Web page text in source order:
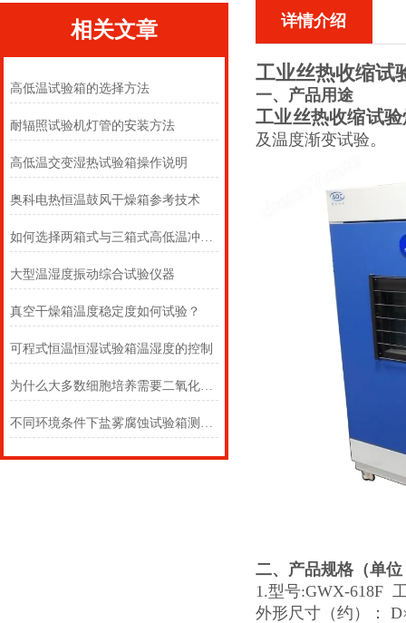
相关文章
高低温试验箱的选择方法
耐辐照试验机灯管的安装方法
高低温交变湿热试验箱操作说明
奥科电热恒温鼓风干燥箱参考技术
如何选择两箱式与三箱式高低温冲击试验箱
大型温湿度振动综合试验仪器
真空干燥箱温度稳定度如何试验？
可程式恒温恒湿试验箱温湿度的控制
为什么大多数细胞培养需要二氧化碳培养箱？
不同环境条件下盐雾腐蚀试验箱测试结果对比分析
详情介绍
工业丝热收缩试
一、产品用途
工业丝热收缩试
及温度渐变试验。
二、产品规格（单位
1.型号:GWX-618F
外形尺寸（约）：